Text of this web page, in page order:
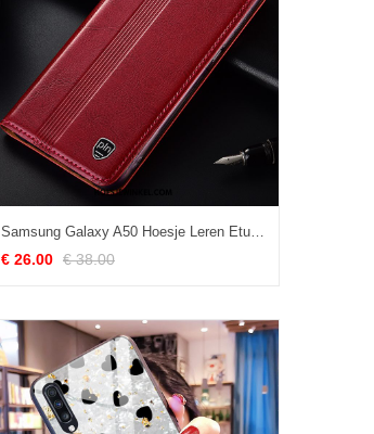
Samsung Galaxy A50 Hoesje Leren Etui Ster Anti-fall, Samsung Galaxy A50 Hoesje Bescherming All Inclusive
€ 26.00 € 38.00